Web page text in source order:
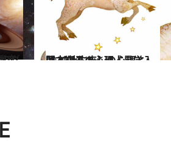
2020.11.16
岡本翔子の心理占星学入門 【牡牛座】の心理とは？
ライフスタイル